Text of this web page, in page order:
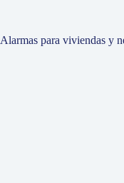
Alarmas para viviendas y